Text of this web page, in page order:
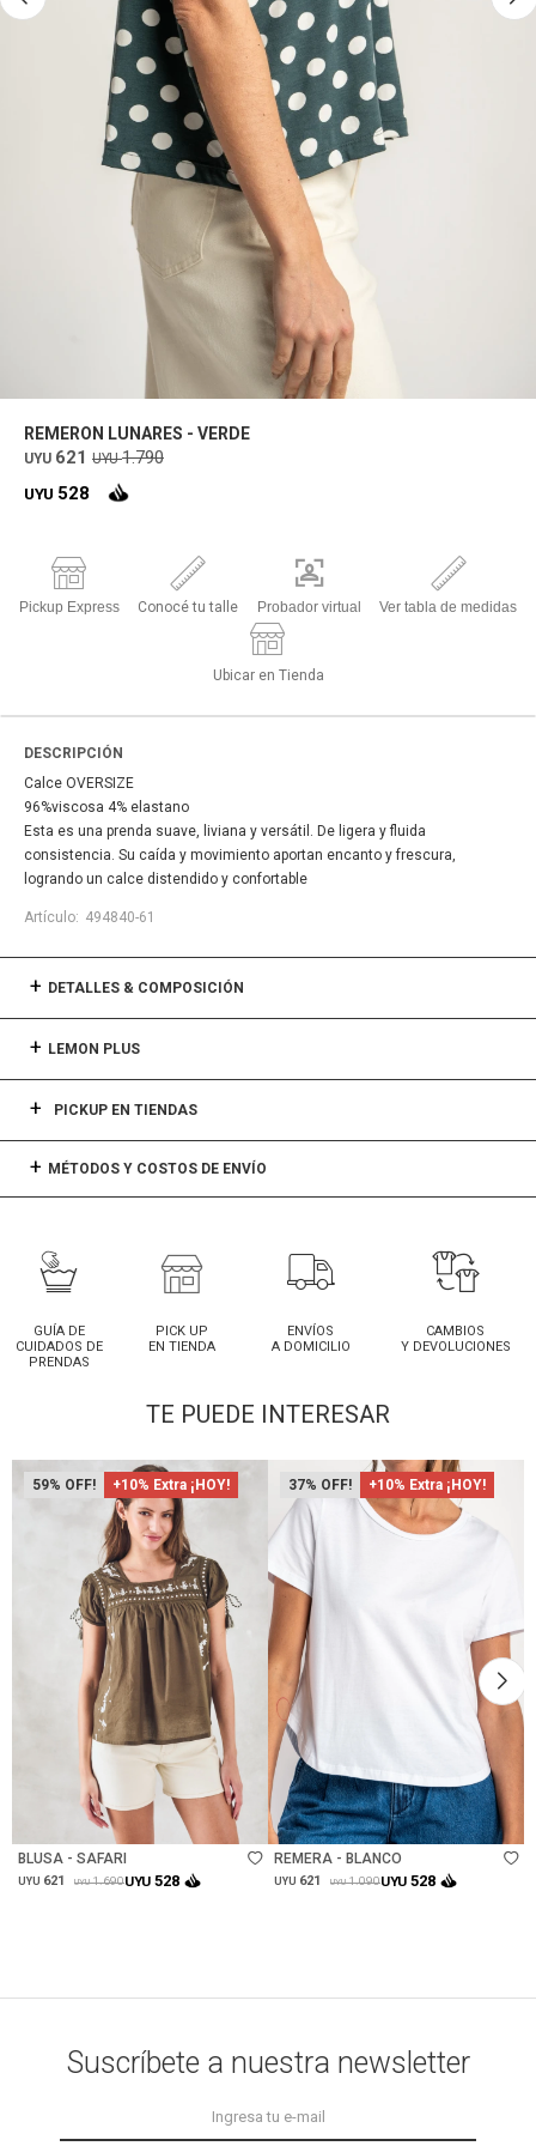
REMERON LUNARES - VERDE
UYU 621 UYU 1.790
UYU 528
Pickup Express Conocé tu talle Probador virtual Ver tabla de medidas
Ubicar en Tienda
DESCRIPCIÓN
Calce OVERSIZE
96%viscosa 4% elastano
Esta es una prenda suave, liviana y versátil. De ligera y fluida
consistencia. Su caída y movimiento aportan encanto y frescura,
logrando un calce distendido y confortable
494840-61
DETALLES & COMPOSICIÓN
LEMON PLUS
PICKUP EN TIENDAS
MÉTODOS Y COSTOS DE ENVÍO
GUÍA DE
CUIDADOS DE
PRENDAS
PICK UP
EN TIENDA
ENVÍOS
A DOMICILIO
CAMBIOS
Y DEVOLUCIONES
TE PUEDE INTERESAR
59 +10% Extra ¡HOY!
BLUSA - SAFARI
UYU 621 UYU 1.690UYU 528
37 +10% Extra ¡HOY!
Talle
REMERA - BLANCO
UYU 621 UYU 1.090UYU 528
Suscríbete a nuestra newsletter